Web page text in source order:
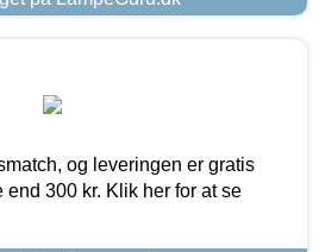
og leveringen er gratis
end 300 kr. Klik her for at se